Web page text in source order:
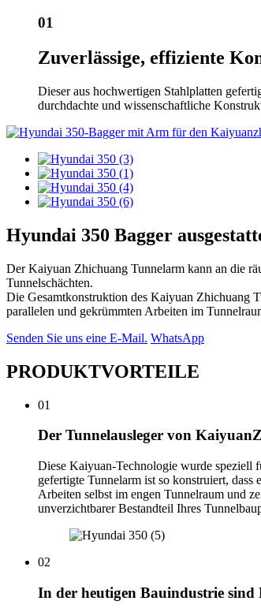
01
Zuverlässige, effiziente
Dieser aus hochwertigen Stahlplatten
durchdachte und wissenschaftliche
Hyundai 350 Bagger
Der Kaiyuan Zhichuang Tunnelarm kann an die
Tunnelschächten.
Die Gesamtkonstruktion des Kaiyuan Zhichuang
parallelen und gekrümmten Arbeiten im
Senden Sie uns eine E-Mail. WhatsApp
PRODUKTVORTEILE
01
Der Tunnelausleger von
Diese Kaiyuan-Technologie wurde speziell
gefertigte Tunnelarm ist so konstruiert,
Arbeiten selbst im engen Tunnelraum und
unverzichtbarer Bestandteil Ihres
02
In der heutigen Bauindustrie sind